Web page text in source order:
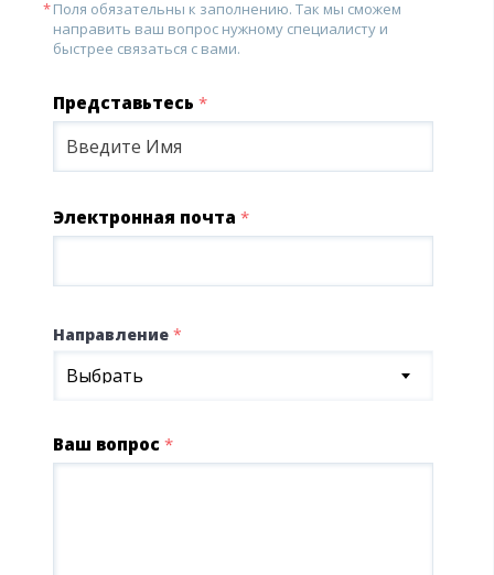
Поля обязательны к заполнению. Так мы сможем
направить ваш вопрос нужному специалисту и
быстрее связаться с вами.
Представьтесь *
Электронная почта *
Направление *
Выбрать
Ваш вопрос *